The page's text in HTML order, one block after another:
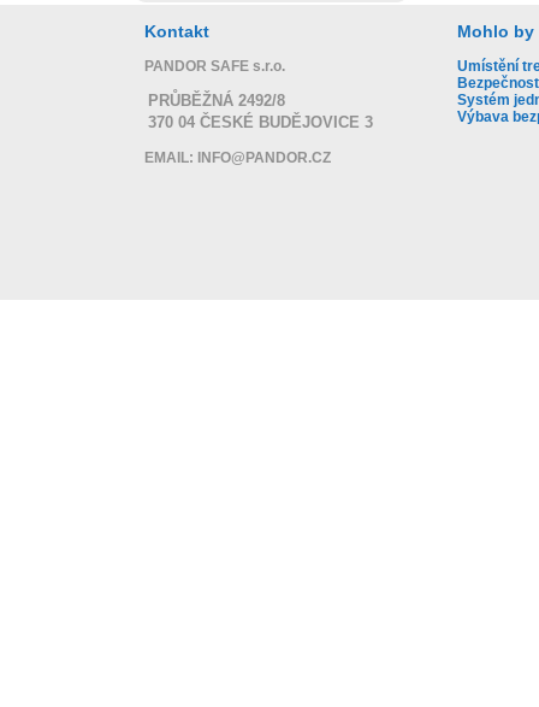
Kontakt
PANDOR SAFE s.r.o.
PRŮBĚŽNÁ 2492/8
370 04 ČESKÉ BUDĚJOVICE 3
EMAIL: INFO@PANDOR.CZ
Mohlo by
Umístění
Systém
Výbava